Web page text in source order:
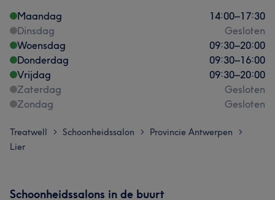
Maandag
14:00–17:30
Dinsdag
Gesloten
Woensdag
09:30–20:00
Donderdag
09:30–16:00
Vrijdag
09:30–20:00
Zaterdag
Gesloten
Zondag
Gesloten
Treatwell > Schoonheidssalon > Provincie Antwerpen >
Lier
Schoonheidssalons in de buurt